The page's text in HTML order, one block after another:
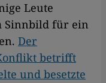
Leute
Sinnbild für ein
Der
betrifft
und besetzte